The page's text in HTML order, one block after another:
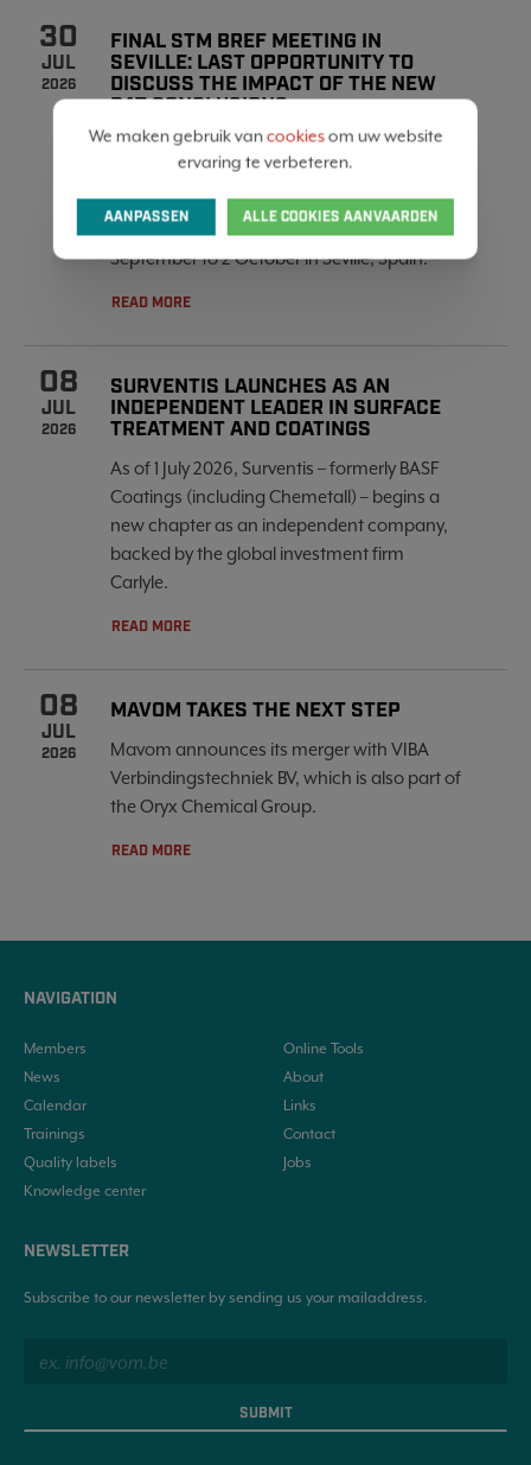
30
JUL
2026
FINAL STM BREF MEETING IN
SEVILLE: LAST OPPORTUNITY TO
DISCUSS THE IMPACT OF THE NEW
BAT CONCLUSIONS
The EU-BRITE coordination has confirmed
that the final meeting for the revision of the
Surface Treatment of Metals and Plastics
September to 2 October in Seville, Spain.
READ MORE
08
JUL
2026
SURVENTIS LAUNCHES AS AN
INDEPENDENT LEADER IN SURFACE
TREATMENT AND COATINGS
As of 1 July 2026, Surventis – formerly BASF
Coatings (including Chemetall) – begins a
new chapter as an independent company,
backed by the global investment firm
Carlyle.
READ MORE
08
JUL
2026
MAVOM TAKES THE NEXT STEP
Mavom announces its merger with VIBA
Verbindingstechniek BV, which is also part of
the Oryx Chemical Group.
READ MORE
NAVIGATION
Members
News
Calendar
Trainings
Quality labels
Knowledge center
Online Tools
About
Links
Contact
Jobs
NEWSLETTER
Subscribe to our newsletter by sending us your mailaddress.
SUBMIT
We maken gebruik vancookiesom uw website
ervaring te verbeteren.
AANPASSEN ALLE COOKIES AANVAARDEN